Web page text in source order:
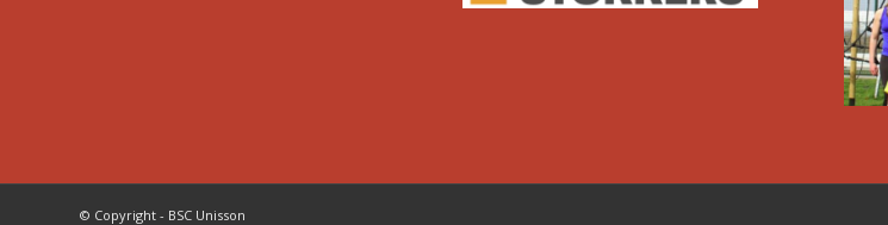
© Copyright - BSC Unisson